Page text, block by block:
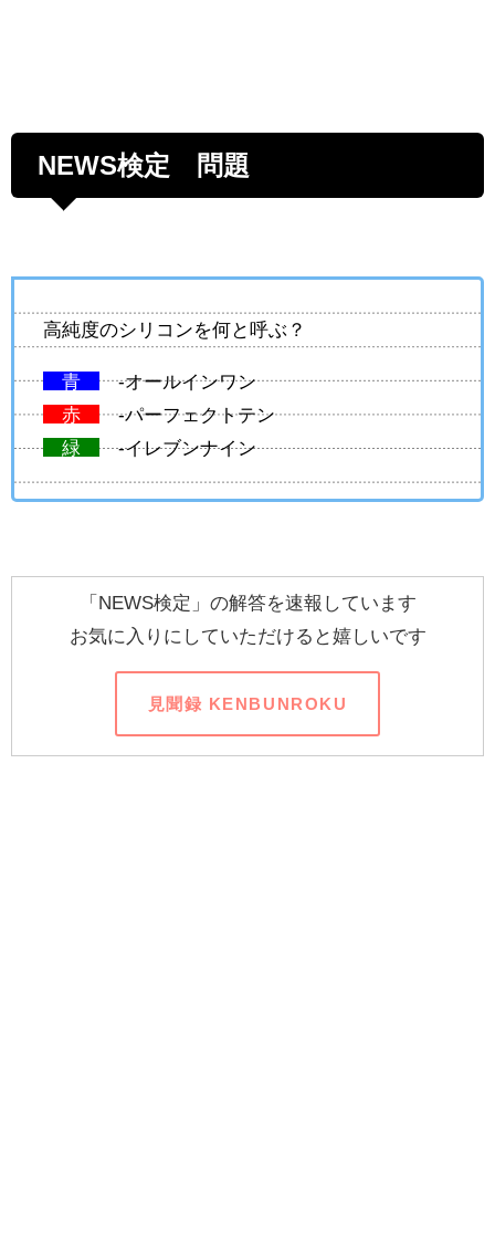
NEWS検定 問題
高純度のシリコンを何と呼ぶ？
青
-オールインワン
赤
-パーフェクトテン
緑
-イレブンナイン
「NEWS検定」の解答を速報しています
お気に入りにしていただけると嬉しいです
見聞録 KENBUNROKU